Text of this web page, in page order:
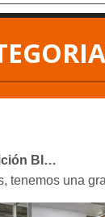
tenemos una